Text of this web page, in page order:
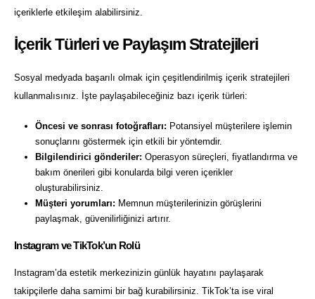
içeriklerle etkileşim alabilirsiniz.
İçerik Türleri ve Paylaşım Stratejileri
Sosyal medyada başarılı olmak için çeşitlendirilmiş içerik stratejileri
kullanmalısınız. İşte paylaşabileceğiniz bazı içerik türleri:
Öncesi ve sonrası fotoğrafları: Potansiyel müşterilere işlemin
sonuçlarını göstermek için etkili bir yöntemdir.
Bilgilendirici gönderiler: Operasyon süreçleri, fiyatlandırma ve
bakım önerileri gibi konularda bilgi veren içerikler
oluşturabilirsiniz.
Müşteri yorumları: Memnun müşterilerinizin görüşlerini
paylaşmak, güvenilirliğinizi artırır.
Instagram ve TikTok’un Rolü
Instagram’da estetik merkezinizin günlük hayatını paylaşarak
takipçilerle daha samimi bir bağ kurabilirsiniz. TikTok’ta ise viral